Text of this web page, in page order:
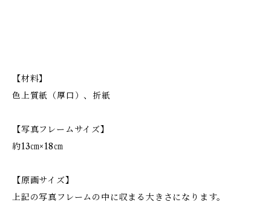
【材料】
色上質紙（厚口）、折紙
【写真フレームサイズ】
約13㎝×18㎝
【原画サイズ】
上記の写真フレームの中に収まる大きさになります。